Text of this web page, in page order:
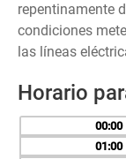
repentinamente
condiciones
las líneas
Horario
00
01